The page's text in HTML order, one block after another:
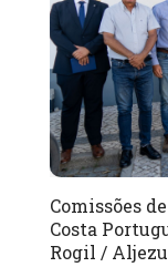
Comissões
Costa
Rogil /